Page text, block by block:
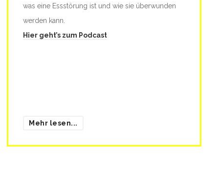
was eine Essstörung ist und wie sie überwunden
werden kann.
Hier geht’s zum Podcast
Mehr lesen...